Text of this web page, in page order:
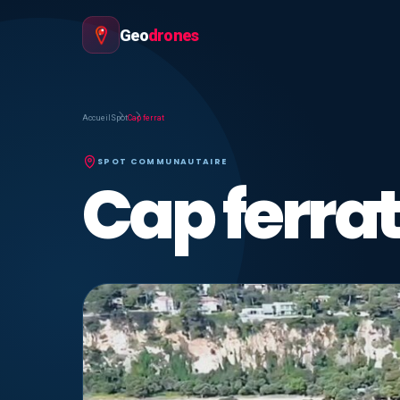
Geodrones
Accueil SpotCap ferrat
SPOT COMMUNAUTAIRE
Cap ferrat